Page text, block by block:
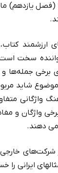
یازدهم) ما
ارزشمند
سخت
برخی جمله‌ها
موضوع شاید
واژگانی
واژگان و
دهند.
شرکت‌های
ایرانی را